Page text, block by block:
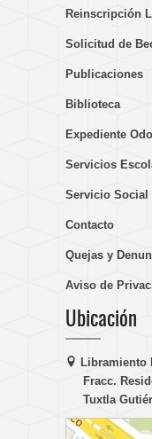
Reinscripción
Solicitud de
Publicaciones
Biblioteca
Expediente
Servicios
Servicio Social
Contacto
Quejas y
Aviso de
Ubicación
Libramiento
Fracc.
Tuxtla